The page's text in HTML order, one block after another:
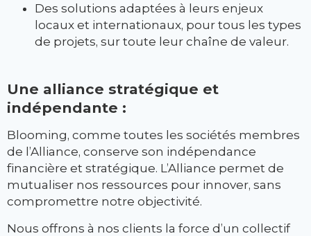
Des solutions adaptées à leurs enjeux
locaux et internationaux, pour tous les types
de projets, sur toute leur chaîne de valeur.
Une alliance stratégique et
indépendante :
Blooming, comme toutes les sociétés membres
de l’Alliance, conserve son indépendance
financière et stratégique. L’Alliance permet de
mutualiser nos ressources pour innover, sans
compromettre notre objectivité.
Nous offrons à nos clients la force d’un collectif